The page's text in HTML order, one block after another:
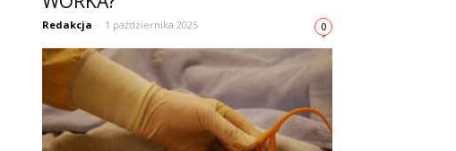
Redakcja - 1 października 2025 0